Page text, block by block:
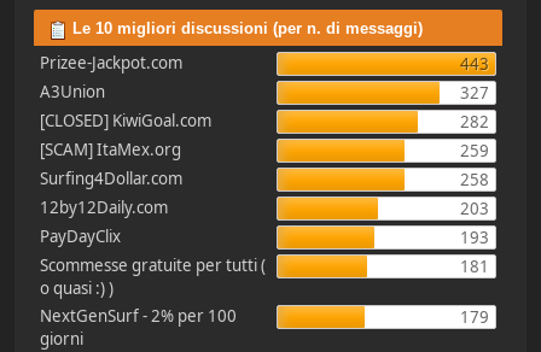
Le 10 migliori discussioni (per n. di messaggi)
Prizee-Jackpot.com
443
A3Union
327
[CLOSED] KiwiGoal.com
282
[SCAM] ItaMex.org
259
Surfing4Dollar.com
258
12by12Daily.com
203
PayDayClix
193
Scommesse gratuite per tutti (
o quasi :) )
181
NextGenSurf - 2% per 100
giorni
179